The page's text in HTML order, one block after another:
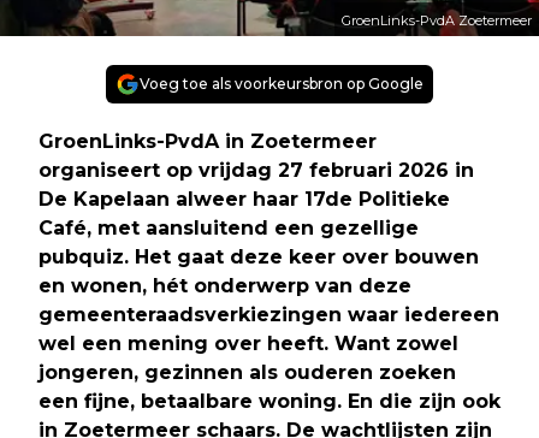
GroenLinks-PvdA Zoetermeer
Voeg toe als voorkeursbron op Google
GroenLinks-PvdA in Zoetermeer
organiseert op vrijdag 27 februari 2026 in
De Kapelaan alweer haar 17de Politieke
Café, met aansluitend een gezellige
pubquiz. Het gaat deze keer over bouwen
en wonen, hét onderwerp van deze
gemeenteraadsverkiezingen waar iedereen
wel een mening over heeft. Want zowel
jongeren, gezinnen als ouderen zoeken
een fijne, betaalbare woning. En die zijn ook
in Zoetermeer schaars. De wachtlijsten zijn